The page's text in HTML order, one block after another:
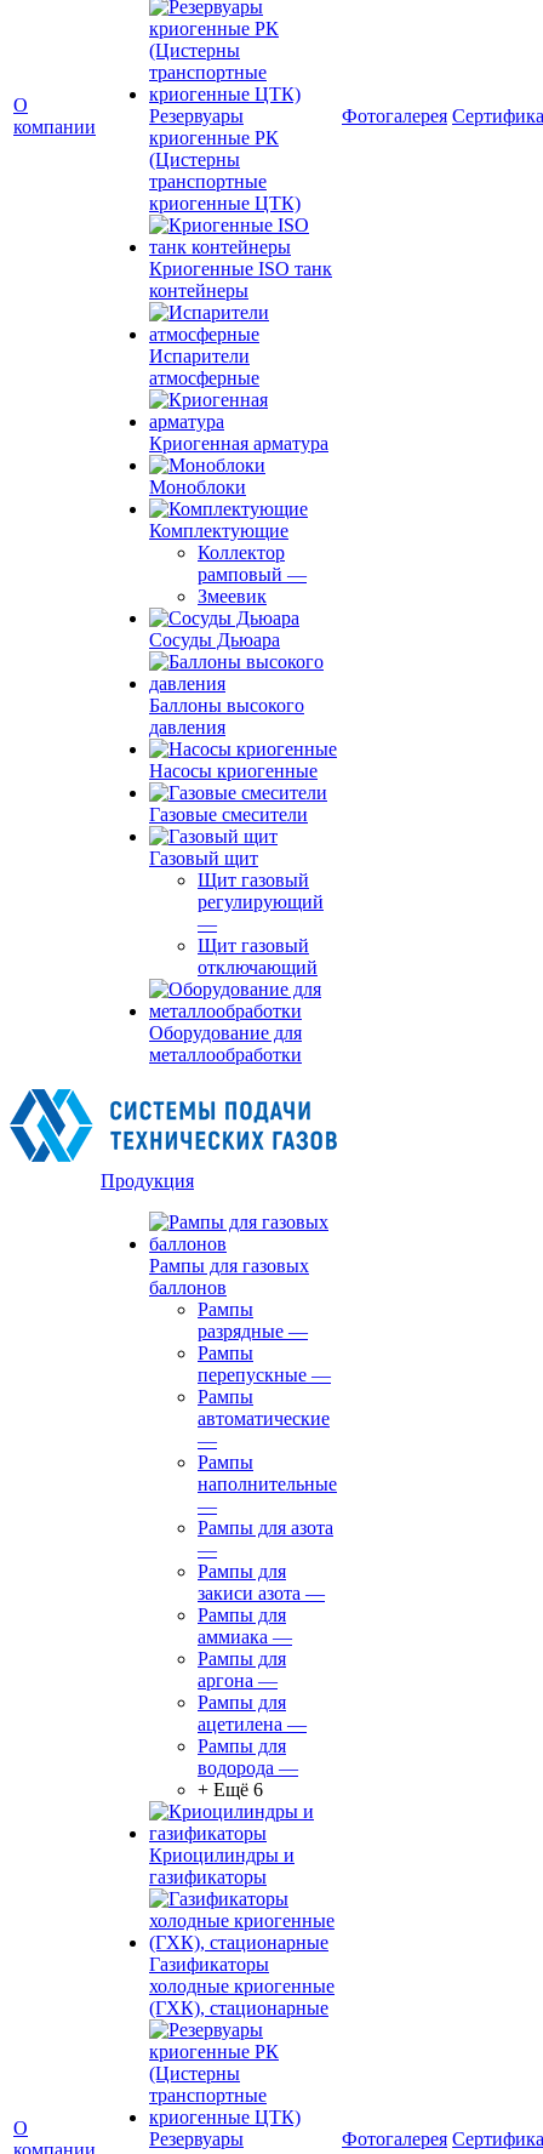
О
компании
Резервуары
криогенные РК
(Цистерны
транспортные
криогенные ЦТК)
Криогенные ISO танк
контейнеры
Испарители
атмосферные
Криогенная арматура
Моноблоки
Комплектующие
Коллектор
рамповый —
Змеевик
Сосуды Дьюара
Баллоны высокого
давления
Насосы криогенные
Газовые смесители
Газовый щит
Щит газовый
регулирующий
—
Щит газовый
отключающий
Оборудование для
металлообработки
Фотогалерея
О
компании
Продукция
Рампы для газовых
баллонов
Рампы
разрядные —
Рампы
перепускные —
Рампы
автоматические
—
Рампы
наполнительные
—
Рампы для азота
—
Рампы для
закиси азота —
Рампы для
аммиака —
Рампы для
аргона —
Рампы для
ацетилена —
Рампы для
водорода —
+ Ещё 6
Криоцилиндры и
газификаторы
Газификаторы
холодные криогенные
(ГХК), стационарные
Резервуары
Фотогалерея